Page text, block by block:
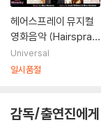
픽션보다 낯선
스트레인저 댄 픽션
퍼펙트 홀리데이
헤어스프레이(2007)|
매드 머니(2008)|주연
라스베가스에서만 생
헤어스프레이 뮤지컬
영화음악 (Hairspray
OST - Music by Ma
rc Shaiman 마크 샤
Universal
일시품절
감독/출연진에